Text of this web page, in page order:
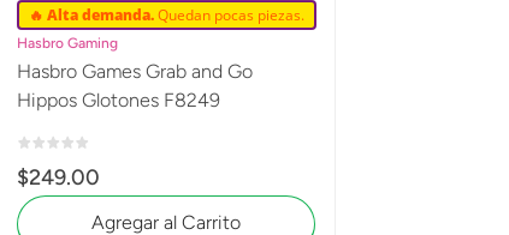
🔥 Alta demanda.Quedan pocas piezas.
Hasbro Gaming
Hasbro Games Grab and Go
Hippos Glotones F8249
$249.00
Agregar al Carrito